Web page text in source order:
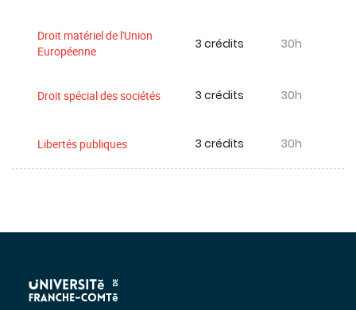
Droit matériel de l'Union
Européenne
3 crédits 30h
Droit spécial des sociétés 3 crédits 30h
Libertés publiques 3 crédits 30h